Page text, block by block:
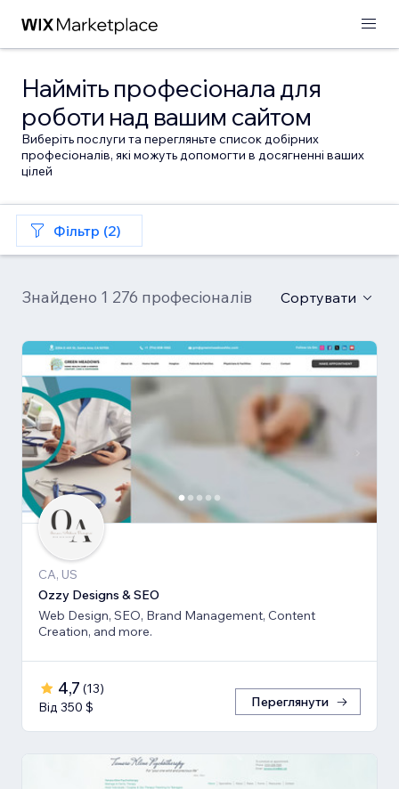
Найміть професіонала для
роботи над вашим сайтом
Виберіть послуги та перегляньте список добірних
професіоналів, які можуть допомогти в досягненні ваших
цілей
Фільтр (2)
Знайдено 1 276 професіоналів Сортувати
CA, US
Ozzy Designs & SEO
Web Design, SEO, Brand Management, Content
Creation, and more.
4,7 (13)
Від 350 $
Переглянути